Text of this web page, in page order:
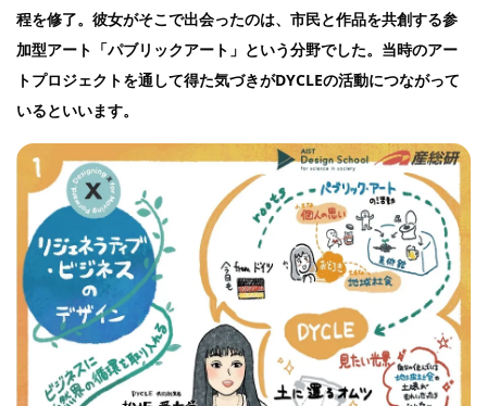
程を修了。彼女がそこで出会ったのは、市民と作品を共創する参
加型アート「パブリックアート」という分野でした。当時のアー
トプロジェクトを通して得た気づきがDYCLEの活動につながって
いるといいます。